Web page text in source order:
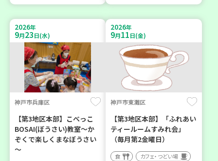
2026年
9月23日(水)
神戸市兵庫区
【第3地区本部】こべっこ
BOSAI(ぼうさい)教室～か
ぞくで楽しくまなぼうさい
～
2026年
9月11日(金)
神戸市東灘区
【第3地区本部】「ふれあい
ティールームすみれ会」
（毎月第2金曜日）
食 カフェ・つどい場